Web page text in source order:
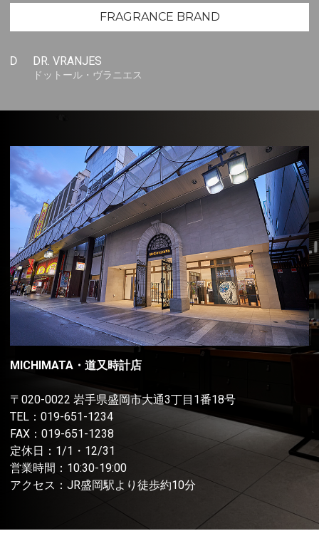
FRAGRANCE BRAND
D DR. VRANJES
ドットール・ヴラニエス
MICHIMATA・道又時計店
〒020-0022 岩手県盛岡市大通3丁目1番18号
TEL： 019-651-1234
FAX：019-651-1238
定休日：1/1・12/31
営業時間：10:30-19:00
アクセス：JR盛岡駅より徒歩約10分